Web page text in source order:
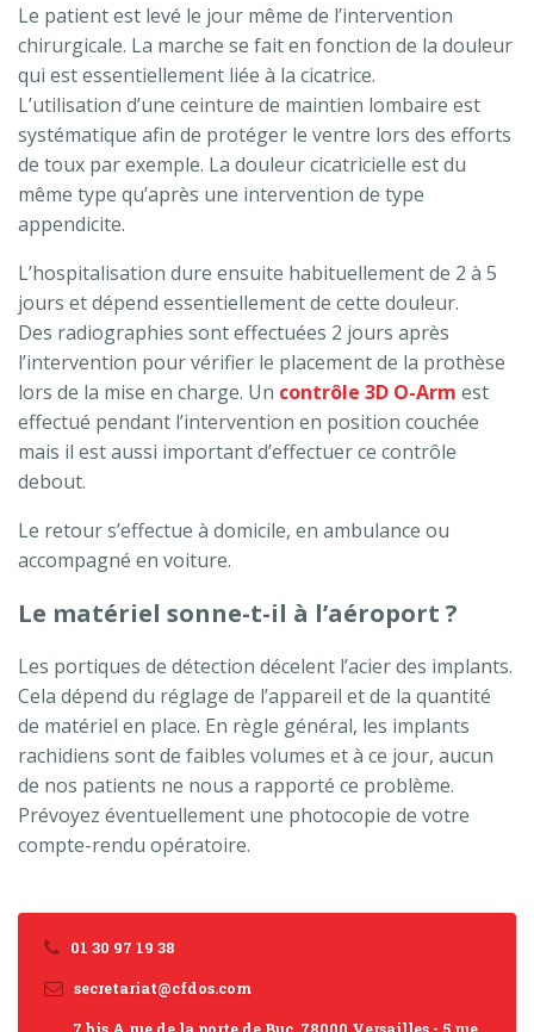
Le patient est levé le jour même de l’intervention
chirurgicale. La marche se fait en fonction de la douleur
qui est essentiellement liée à la cicatrice.
L’utilisation d’une ceinture de maintien lombaire est
systématique afin de protéger le ventre lors des efforts
de toux par exemple. La douleur cicatricielle est du
même type qu’après une intervention de type
appendicite.
L’hospitalisation dure ensuite habituellement de 2 à 5
jours et dépend essentiellement de cette douleur.
Des radiographies sont effectuées 2 jours après
l’intervention pour vérifier le placement de la prothèse
lors de la mise en charge. Un contrôle 3D O-Arm est
effectué pendant l’intervention en position couchée
mais il est aussi important d’effectuer ce contrôle
debout.
Le retour s’effectue à domicile, en ambulance ou
accompagné en voiture.
Le matériel sonne-t-il à l’aéroport ?
Les portiques de détection décelent l’acier des implants.
Cela dépend du réglage de l’appareil et de la quantité
de matériel en place. En règle général, les implants
rachidiens sont de faibles volumes et à ce jour, aucun
de nos patients ne nous a rapporté ce problème.
Prévoyez éventuellement une photocopie de votre
compte-rendu opératoire.
01 30 97 19 38
secretariat@cfdos.com